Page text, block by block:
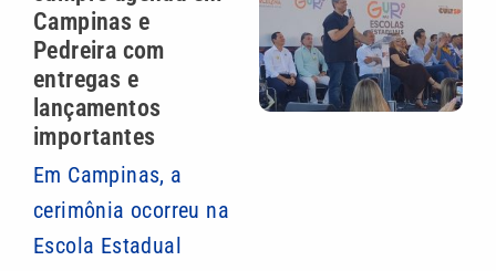
Campinas e
Pedreira com
entregas e
lançamentos
importantes
Em Campinas, a
cerimônia ocorreu na
Escola Estadual